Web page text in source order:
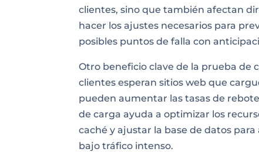
clientes, sino que también afectan
hacer los ajustes necesarios para
posibles puntos de falla con
Otro beneficio clave de la prueba de
clientes esperan sitios web que
pueden aumentar las tasas de
de carga ayuda a optimizar los
caché y ajustar la base de datos
bajo tráfico intenso.